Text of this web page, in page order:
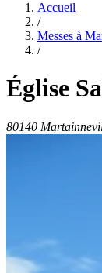
Accueil
/
Messes à
/
Église
80140